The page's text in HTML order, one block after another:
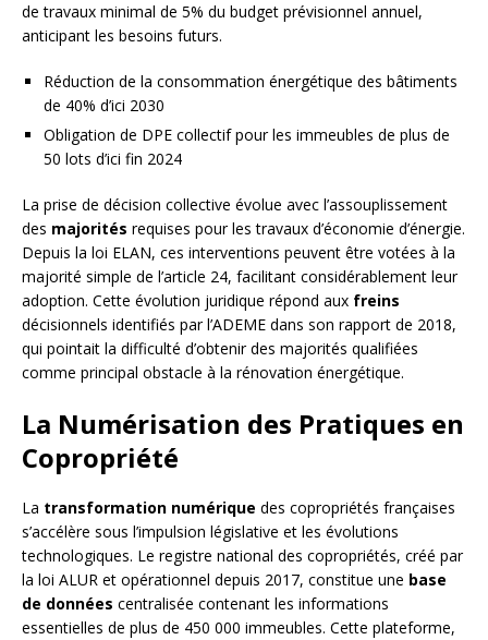
de travaux minimal de 5% du budget prévisionnel annuel,
anticipant les besoins futurs.
Réduction de la consommation énergétique des bâtiments
de 40% d’ici 2030
Obligation de DPE collectif pour les immeubles de plus de
50 lots d’ici fin 2024
La prise de décision collective évolue avec l’assouplissement
des majorités requises pour les travaux d’économie d’énergie.
Depuis la loi ELAN, ces interventions peuvent être votées à la
majorité simple de l’article 24, facilitant considérablement leur
adoption. Cette évolution juridique répond aux freins
décisionnels identifiés par l’ADEME dans son rapport de 2018,
qui pointait la difficulté d’obtenir des majorités qualifiées
comme principal obstacle à la rénovation énergétique.
La Numérisation des Pratiques en
Copropriété
La transformation numérique des copropriétés françaises
s’accélère sous l’impulsion législative et les évolutions
technologiques. Le registre national des copropriétés, créé par
la loi ALUR et opérationnel depuis 2017, constitue une base
de données centralisée contenant les informations
essentielles de plus de 450 000 immeubles. Cette plateforme,